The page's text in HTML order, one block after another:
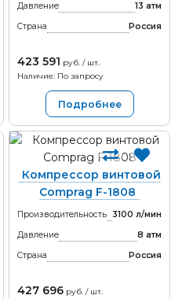
Давление
13 атм
Страна
Россия
423 591 руб. / шт.
Наличие: По запросу
Подробнее
Компрессор винтовой
Comprag F-1808
Производительность
3100 л/мин
Давление
8 атм
Страна
Россия
427 696 руб. / шт.